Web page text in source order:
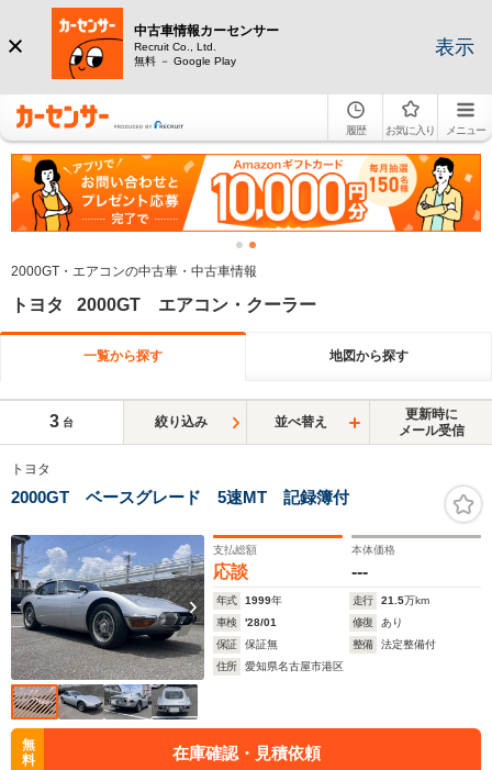
中古車情報カーセンサー
Recruit Co., Ltd.
無料 － Google Play
表示
履歴 お気に入り メニュー
2000GT・エアコンの中古車・中古車情報
トヨタ 2000GT エアコン・クーラー
一覧から探す 地図から探す
3 台 絞り込み 並べ替え
更新時に
メール受信
トヨタ
2000GT ベースグレード 5速MT 記録簿付
支払総額
応談
本体価格
---
年式 1999年 走行 21.5万km
車検
'28/01 修復
あり
保証
保証無 整備
法定整備付
住所
愛知県名古屋市港区
無
料
在庫確認・見積依頼